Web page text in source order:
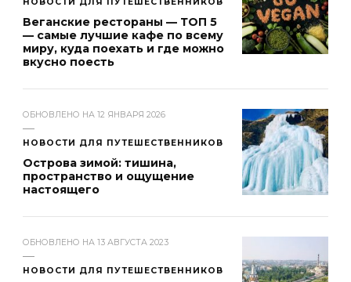
Веганские рестораны — ТОП 5
— самые лучшие кафе по всему
миру, куда поехать и где можно
вкусно поесть
ОБНОВЛЕНО НА 12 ЯНВАРЯ 2026
НОВОСТИ ДЛЯ ПУТЕШЕСТВЕННИКОВ
Острова зимой: тишина,
пространство и ощущение
настоящего
ОБНОВЛЕНО НА 13 АВГУСТА 2023
НОВОСТИ ДЛЯ ПУТЕШЕСТВЕННИКОВ